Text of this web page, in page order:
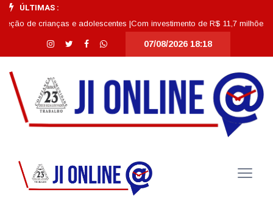
ÚLTIMAS :
crianças e adolescentes |Com investimento de R$ 11,7 milhões,
07/08/2026 18:18